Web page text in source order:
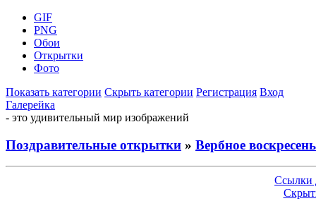
GIF
PNG
Обои
Открытки
Фото
Показать категории Скрыть категории Регистрация Вход
Галерейка
- это удивительный мир изображений
Поздравительные открытки » Вербное
Ссылки